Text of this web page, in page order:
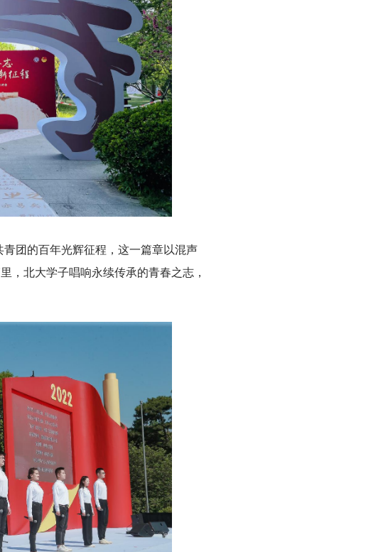
青团的百年光辉征程，这一篇章以混声
，北大学子唱响永续传承的青春之志，